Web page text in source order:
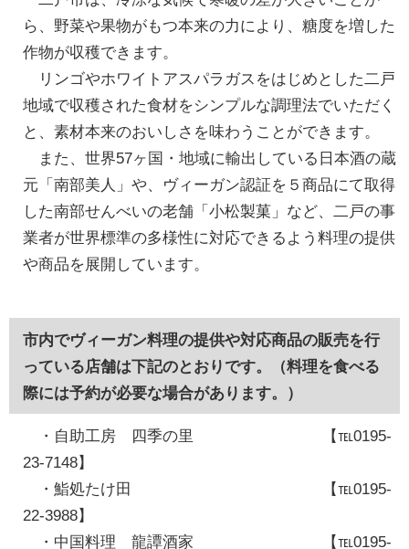
ら、野菜や果物がもつ本来の力により、糖度を増した
作物が収穫できます。
リンゴやホワイトアスパラガスをはじめとした二戸
地域で収穫された食材をシンプルな調理法でいただく
と、素材本来のおいしさを味わうことができます。
また、世界57ヶ国・地域に輸出している日本酒の蔵
元「南部美人」や、ヴィーガン認証を５商品にて取得
した南部せんべいの老舗「小松製菓」など、二戸の事
業者が世界標準の多様性に対応できるよう料理の提供
や商品を展開しています。
市内でヴィーガン料理の提供や対応商品の販売を行
っている店舗は下記のとおりです。（料理を食べる
際には予約が必要な場合があります。）
・自助工房 四季の里 【℡0195-
23-7148】
・鮨処たけ田 【℡0195-
22-3988】
・中国料理 龍譚酒家 【℡0195-